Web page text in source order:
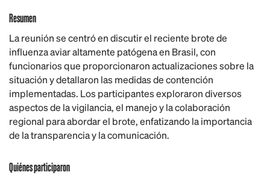
Resumen
La reunión se centró en discutir el reciente brote de
influenza aviar altamente patógena en Brasil, con
funcionarios que proporcionaron actualizaciones sobre la
situación y detallaron las medidas de contención
implementadas. Los participantes exploraron diversos
aspectos de la vigilancia, el manejo y la colaboración
regional para abordar el brote, enfatizando la importancia
de la transparencia y la comunicación.
Quiénes participaron